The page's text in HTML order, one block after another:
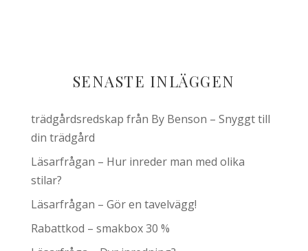
SENASTE INLÄGGEN
trädgårdsredskap från By Benson – Snyggt till
din trädgård
Läsarfrågan – Hur inreder man med olika
stilar?
Läsarfrågan – Gör en tavelvägg!
Rabattkod – smakbox 30 %